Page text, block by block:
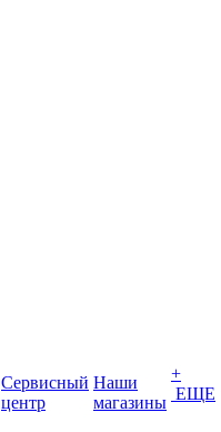
Сервисный
центр
Наши
магазины
+
ЕЩЕ